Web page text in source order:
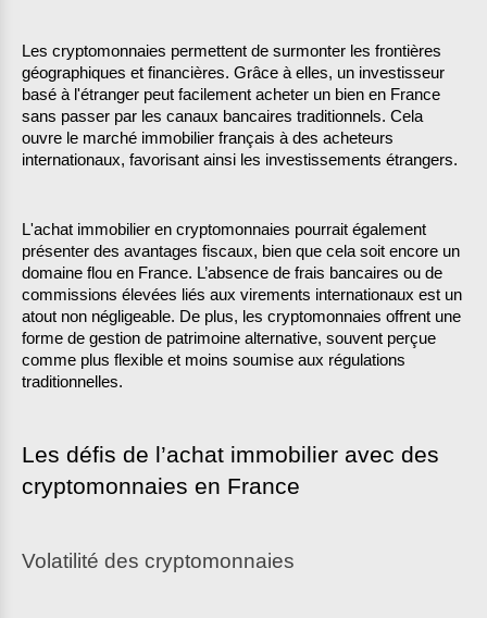
Les cryptomonnaies permettent de surmonter les frontières
géographiques et financières. Grâce à elles, un investisseur
basé à l'étranger peut facilement acheter un bien en France
sans passer par les canaux bancaires traditionnels. Cela
ouvre le marché immobilier français à des acheteurs
internationaux, favorisant ainsi les investissements étrangers.
L'achat immobilier en cryptomonnaies pourrait également
présenter des avantages fiscaux, bien que cela soit encore un
domaine flou en France. L’absence de frais bancaires ou de
commissions élevées liés aux virements internationaux est un
atout non négligeable. De plus, les cryptomonnaies offrent une
forme de gestion de patrimoine alternative, souvent perçue
comme plus flexible et moins soumise aux régulations
traditionnelles.
Les défis de l’achat immobilier avec des
cryptomonnaies en France
Volatilité des cryptomonnaies